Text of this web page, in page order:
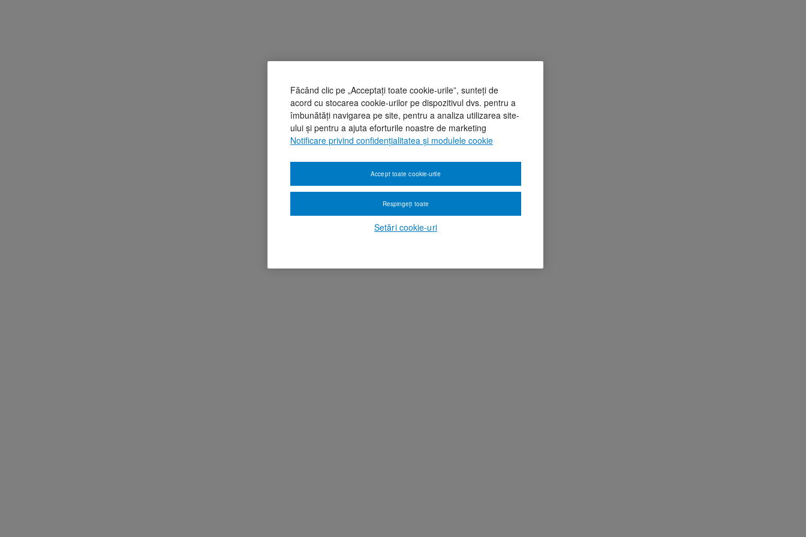
Făcând clic pe „Acceptați toate cookie-urile”, sunteți de
acord cu stocarea cookie-urilor pe dispozitivul dvs. pentru a
îmbunătăți navigarea pe site, pentru a analiza utilizarea site-
ului și pentru a ajuta eforturile noastre de marketing
Notificare privind confidențialitatea și modulele cookie
Setări cookie-uri
Respingeți toate
Accept toate cookie-urile